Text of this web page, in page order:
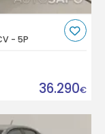
- 5P
36.290€